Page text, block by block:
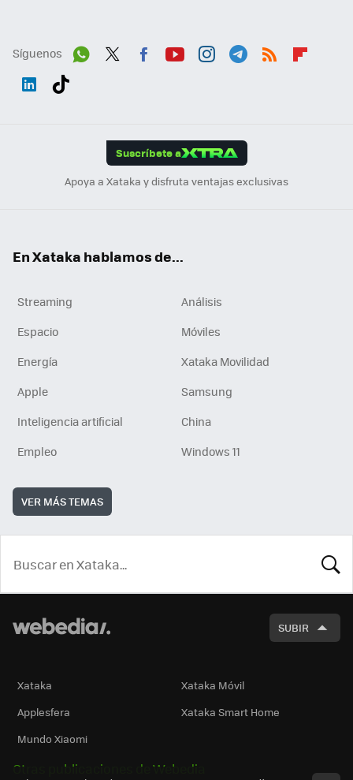
Síguenos
Suscríbete a
Apoya a Xataka y disfruta ventajas exclusivas
En Xataka hablamos de...
Streaming
Análisis
Espacio
Móviles
Energía
Xataka Movilidad
Apple
Samsung
Inteligencia artificial
China
Empleo
Windows 11
VER MÁS TEMAS
SUBIR
Xataka
Xataka Móvil
Applesfera
Xataka Smart Home
Mundo Xiaomi
Otras publicaciones de Webedia